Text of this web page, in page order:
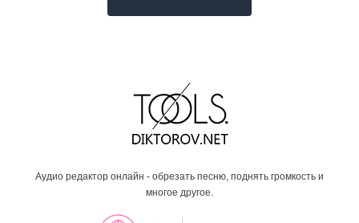
Аудио редактор онлайн - обрезать песню, поднять громкость и
многое другое.